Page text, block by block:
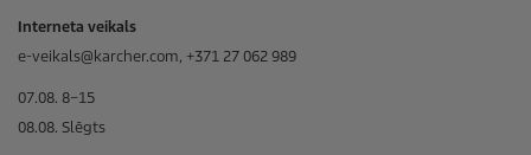
Interneta veikals
e-veikals@karcher.com, +371 27 062 989
07.08. 8–15
08.08. Slēgts